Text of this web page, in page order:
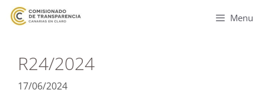
Menu
R24/2024
17/06/2024